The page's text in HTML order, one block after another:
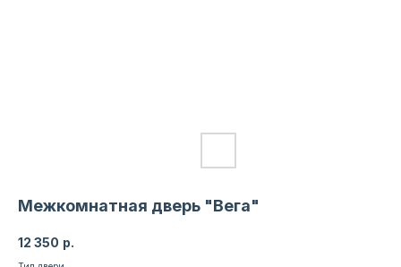
Межкомнатная дверь "Вега"
12 350 р.